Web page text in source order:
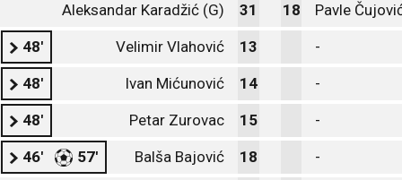
Aleksandar Karadžić (G)
31 18 Pavle
48' Velimir Vlahović 13 -
48' Ivan Mićunović 14 -
48' Petar Zurovac 15 -
46' 57' Balša Bajović 18 -